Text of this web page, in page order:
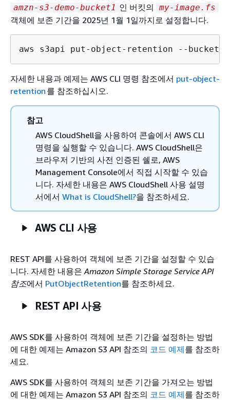
amzn-s3-demo-bucket1 인 버킷의 my-image.fs
객체에 보존 기간을 2025년 1월 1일까지로 설정합니다.
aws s3api put-object-retention --bucket
자세한 내용과 예제는 AWS CLI 명령 참조에서 put-object-
retention 를 참조하십시오.
참고
AWS CloudShell을 사용하여 콘솔에서 AWS CLI
명령을 실행할 수 있습니다. AWS CloudShell은
브라우저 기반의 사전 인증된 쉘로, AWS
Management Console에서 직접 시작할 수 있습
니다. 자세한 내용은 AWS CloudShell 사용 설명
서에서 What is CloudShell?을 참조하세요.
AWS CLI 사용
REST API를 사용하여 객체에 보존 기간을 설정할 수 있습
니다. 자세한 내용은Amazon Simple Storage Service API
참조에서 PutObjectRetention를 참조하세요.
REST API 사용
AWS SDK를 사용하여 객체에 보존 기간을 설정하는 방법
에 대한 예제는 Amazon S3 API 참조의 코드 예제를 참조하
세요.
AWS SDK를 사용하여 객체의 보존 기간을 가져오는 방법
에 대한 예제는 Amazon S3 API 참조의 코드 예제를 참조하